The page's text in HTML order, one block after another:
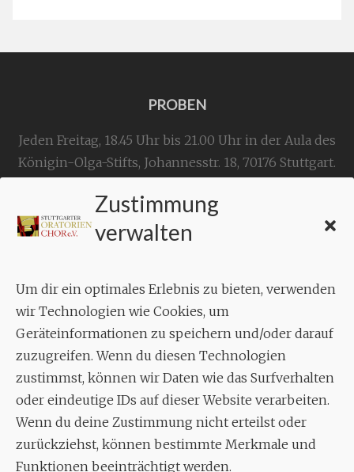
Zustimmung
verwalten
Um dir ein optimales Erlebnis zu bieten, verwenden
wir Technologien wie Cookies, um
Geräteinformationen zu speichern und/oder darauf
zuzugreifen. Wenn du diesen Technologien
zustimmst, können wir Daten wie das Surfverhalten
oder eindeutige IDs auf dieser Website verarbeiten.
Wenn du deine Zustimmung nicht erteilst oder
zurückziehst, können bestimmte Merkmale und
Funktionen beeinträchtigt werden.
PROBEN
Jeden Freitag, 18.45 Uhr bis 21.00 Uhr in der Aula des
Königin-Olga-Stifts, Johannesstr. 18, 70176 Stuttgart.
KONTAKT
Geschäftsstelle:
Aixheimer Str. 18
70619 Stuttgart
MUSIK
Musikalischer Leiter:
Enrico Trummer
Tel.+49 (0)177 / 34 23 57 1